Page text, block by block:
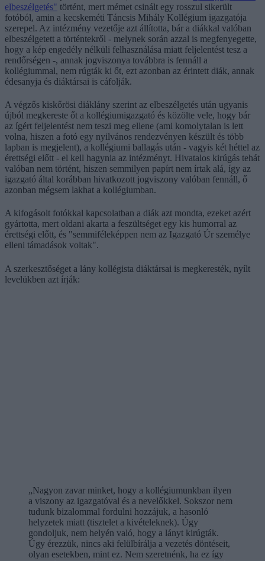
elbeszélgetés" történt, mert mémet csinált egy rosszul sikerült
fotóból, amin a kecskeméti Táncsis Mihály Kollégium igazgatója
szerepel. Az intézmény vezetője azt állította, bár a diákkal valóban
elbeszélgetett a történtekről - melynek során azzal is megfenyegette,
hogy a kép engedély nélküli felhasználása miatt feljelentést tesz a
rendőrségen -, annak jogviszonya továbbra is fennáll a
kollégiummal, nem rúgták ki őt, ezt azonban az érintett diák, annak
édesanyja és diáktársai is cáfolják.
A végzős kiskőrösi diáklány szerint az elbeszélgetés után ugyanis
újból megkereste őt a kollégiumigazgató és közölte vele, hogy bár
az ígért feljelentést nem teszi meg ellene (ami komolytalan is lett
volna, hiszen a fotó egy nyilvános rendezvényen készült és több
lapban is megjelent), a kollégiumi ballagás után - vagyis két héttel az
érettségi előtt - el kell hagynia az intézményt. Hivatalos kirúgás tehát
valóban nem történt, hiszen semmilyen papírt nem írtak alá, így az
igazgató által korábban hivatkozott jogviszony valóban fennáll, ő
azonban mégsem lakhat a kollégiumban.
A kifogásolt fotókkal kapcsolatban a diák azt mondta, ezeket azért
gyártotta, mert oldani akarta a feszültséget egy kis humorral az
érettségi előtt, és "semmiféleképpen nem az Igazgató Úr személye
elleni támadások voltak".
A szerkesztőséget a lány kollégista diáktársai is megkeresték, nyílt
levelükben azt írják:
„Nagyon zavar minket, hogy a kollégiumunkban ilyen
a viszony az igazgatóval és a nevelőkkel. Sokszor nem
tudunk bizalommal fordulni hozzájuk, a hasonló
helyzetek miatt (tisztelet a kivételeknek). Úgy
gondoljuk, nem helyén való, hogy a lányt kirúgták.
Úgy érezzük, nincs aki felülbírálja a vezetés döntéseit,
olyan esetekben, mint ez. Nem szeretnénk, ha ez így